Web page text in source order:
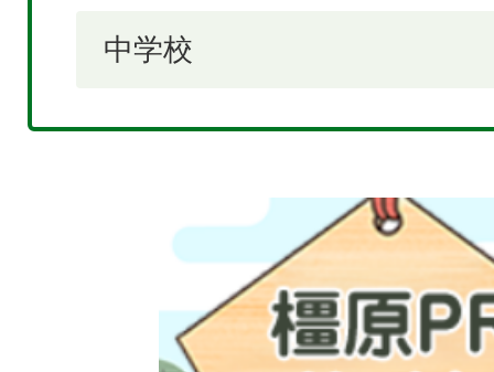
中学校
2
枚
目
の